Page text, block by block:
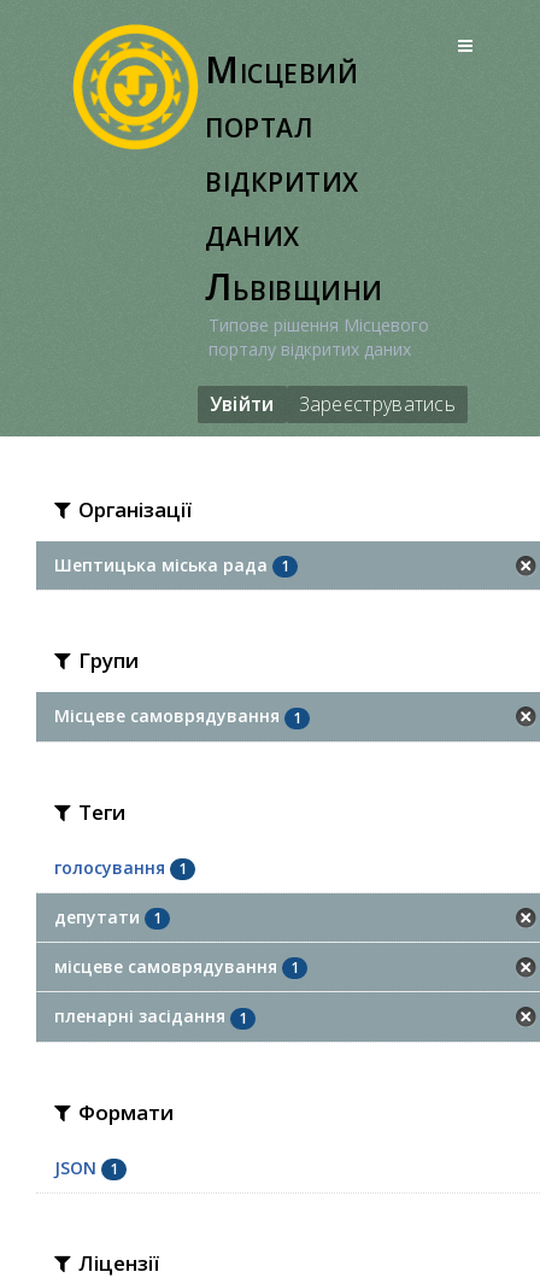
Місцевий
портал
відкритих
даних
Львівщини
Типове рішення Місцевого
порталу відкритих даних
Увійти Зареєструватись
Організації
Шептицька міська рада 1
Групи
Місцеве самоврядування 1
Теги
голосування 1
депутати 1
місцеве самоврядування 1
пленарні засідання 1
Формати
JSON 1
Ліцензії